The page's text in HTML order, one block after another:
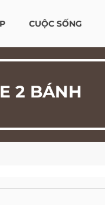
CUỘC SỐNG
2 BÁNH